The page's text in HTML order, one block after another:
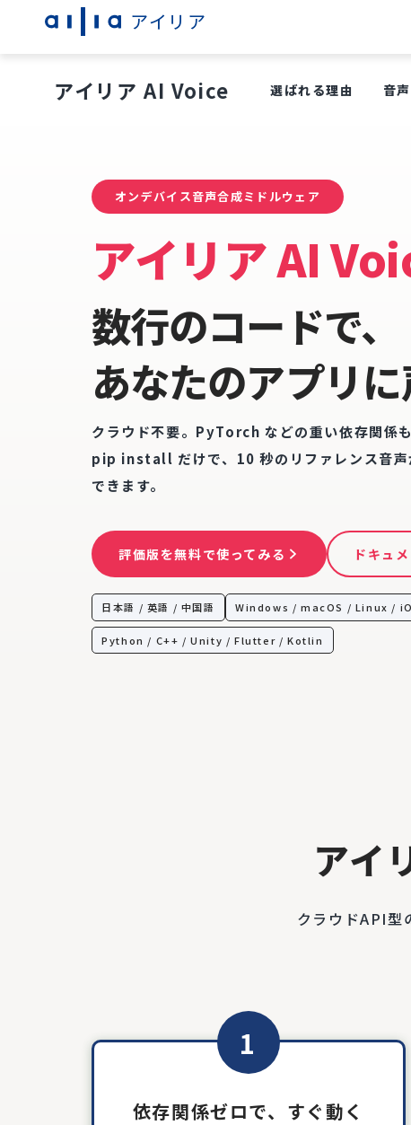
アイリア
アイリア AI Voice 選ばれる理由 音
オンデバイス音声合成ミドルウェア
アイリア AI
数行のコードで、
あなたのアプリに
クラウド不要。PyTorch などの重い依存関係も
pip install だけで、10 秒のリファレンス音声
できます。
評価版を無料で使ってみる ドキュ
日本語 / 英語 / 中国語 Windows / macOS / Linux /
Python / C++ / Unity / Flutter / Kotlin
アイ
クラウドAPI型
1
依存関係ゼロで、すぐ動く